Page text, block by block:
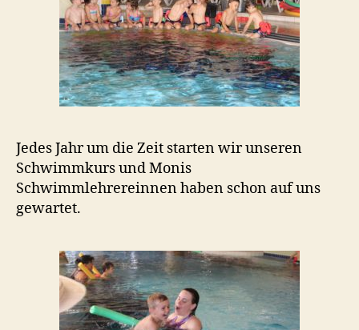
Jedes Jahr um die Zeit starten wir unseren
Schwimmkurs und Monis
Schwimmlehrereinnen haben schon auf uns
gewartet.